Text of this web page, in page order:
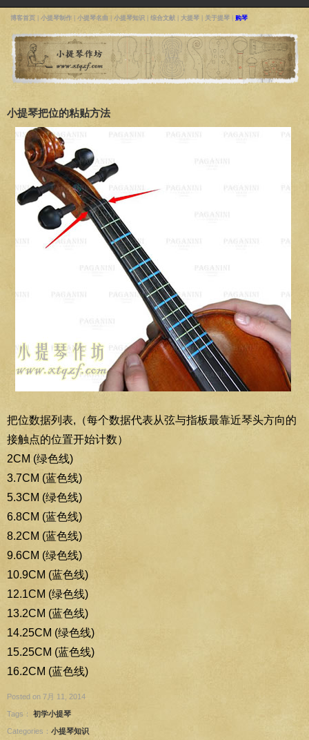
博客首页 小提琴制作 小提琴名曲 小提琴知识 综合文献 大提琴 关于提琴 购琴
小提琴把位的粘贴方法
把位数据列表,（每个数据代表从弦与指板最靠近琴头方向的
接触点的位置开始计数）
2CM (绿色线)
3.7CM (蓝色线)
5.3CM (绿色线)
6.8CM (蓝色线)
8.2CM (蓝色线)
9.6CM (绿色线)
10.9CM (蓝色线)
12.1CM (绿色线)
13.2CM (蓝色线)
14.25CM (绿色线)
15.25CM (蓝色线)
16.2CM (蓝色线)
Posted on 7月 11, 2014
Tags： 初学小提琴
Categories： 小提琴知识